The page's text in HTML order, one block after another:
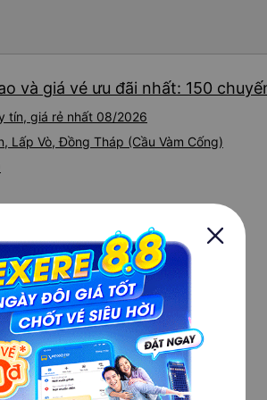
và giá vé ưu đãi nhất: 150
tín, giá rẻ nhất 08/2026
Lấp Vò, Đồng Tháp (Cầu Vàm Cống)
Tháp
Đồng Tháp, Việt Nam